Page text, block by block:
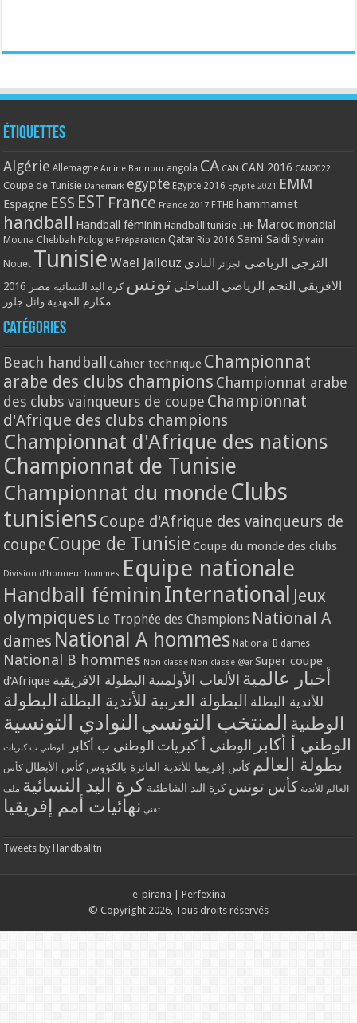
Étiquettes
Algérie Allemagne Amine Bannour angola CA CAN CAN 2016 CAN2022
Coupe de Tunisie Danemark egypte Egypte 2016 Egypte 2021 EMM
Espagne ESS EST France France 2017 FTHB hammamet
handball Handball féminin Handball tunisie IHF Maroc mondial
Mouna Chebbah Pologne Préparation Qatar Rio 2016 Sami Saidi Sylvain
Nouet Tunisie Wael Jallouz الترجي الرياضي الجزائر النادي
الافريقي النجم الرياضي الساحلي تونس كرة اليد النسائية مصر 2016
مكارم المهدية وائل جلوز
Catégories
Beach handball Cahier technique Championnat
arabe des clubs champions Championnat arabe
des clubs vainqueurs de coupe Championnat
d'Afrique des clubs champions
Championnat d'Afrique des nations
Championnat de Tunisie
Championnat du monde Clubs
tunisiens Coupe d'Afrique des vainqueurs de
coupe Coupe de Tunisie Coupe du monde des clubs
Division d'honneur hommes Equipe nationale
Handball féminin International Jeux
olympiques Le Trophée des Champions National A
dames National A hommes National B dames
National B hommes Non classé Non classé @ar Super coupe
d'Afrique
أخبار عالمية الألعاب الأولمبية البطولة الافريقية
للأندية البطلة البطولة العربية للأندية البطلة البطولة
الوطنية المنتخب التونسي النوادي التونسية
الوطني أ أكابر الوطني أ كبريات الوطني ب أكابر الوطني ب كبريات
بطولة العالم كأس إفريقيا للأندية الفائزة بالكؤوس كأس الأبطال كأس
العالم للأندية كأس تونس كرة اليد الشاطئية كرة اليد النسائية ملف
تقني نهائيات أمم إفريقيا
Tweets by Handballtn
e-pirana
Perfexina
© Copyright 2026, Tous droits réservés